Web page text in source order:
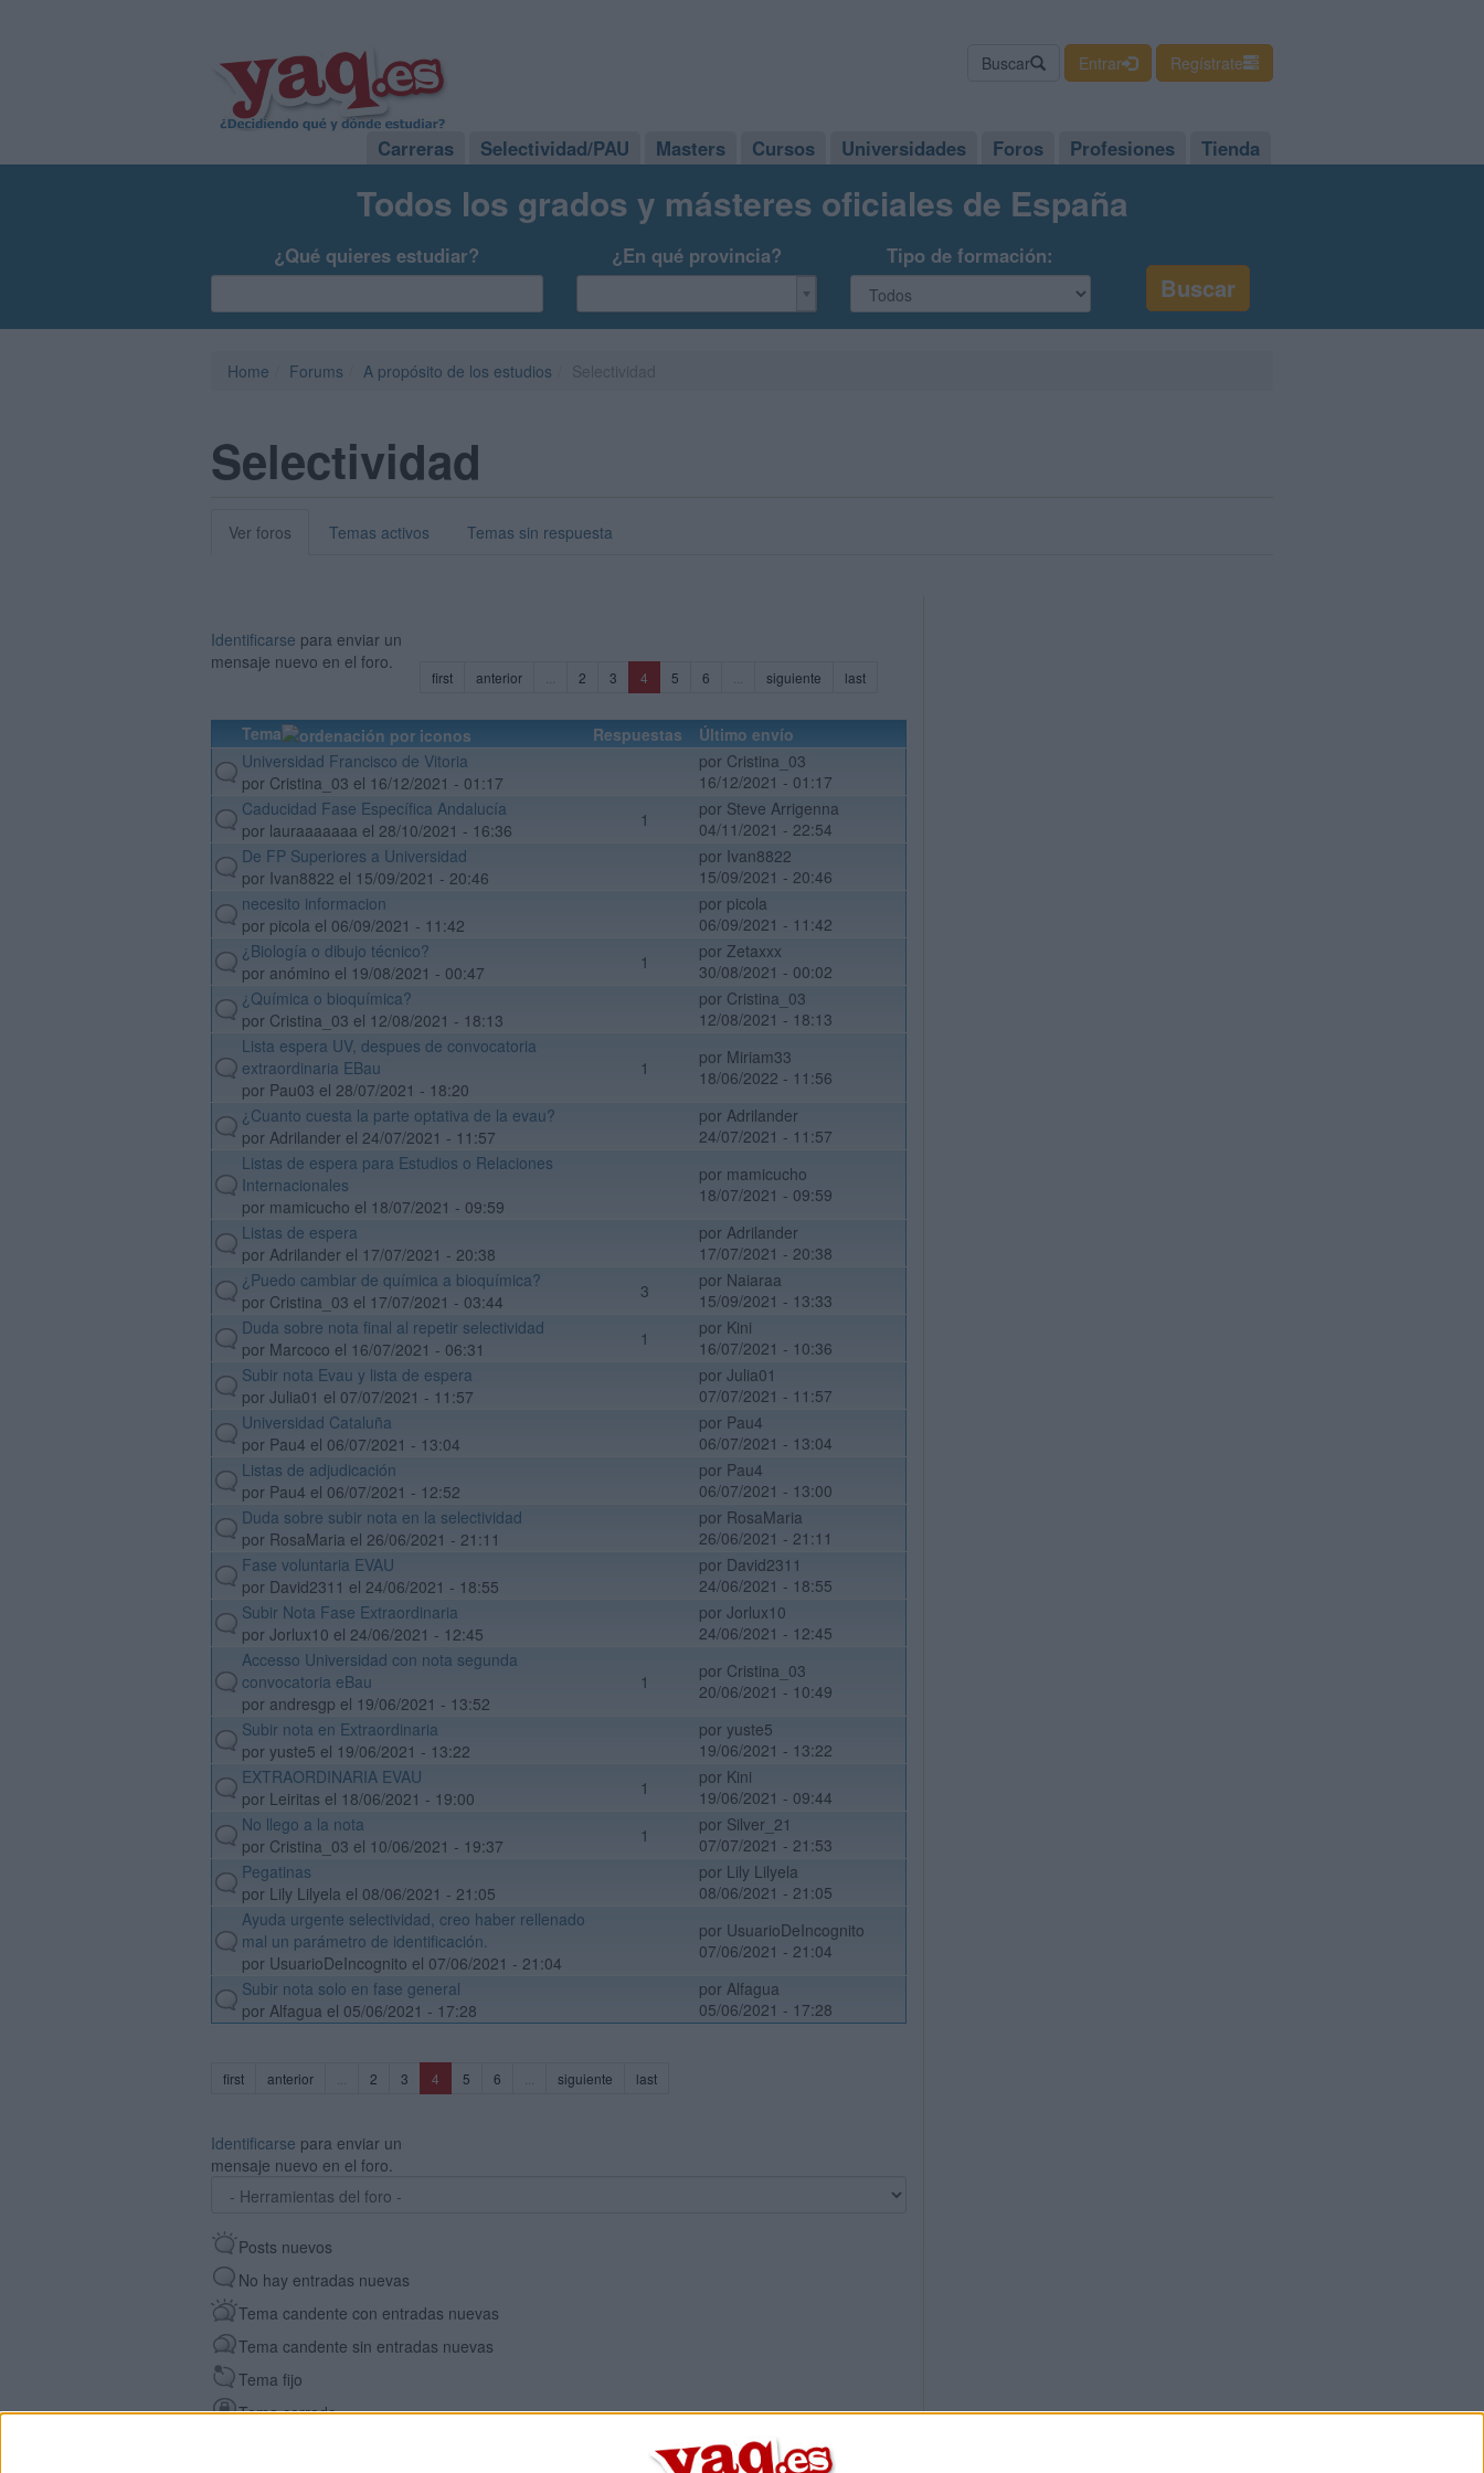
Buscar Entrar Regístrate
Carreras Selectividad/PAU Masters Cursos Universidades Foros Profesiones Tienda
Todos los grados y másteres oficiales de España
¿Qué quieres estudiar? ¿En qué provincia? Tipo de formación:
Home Forums A propósito de los estudios
Selectividad
Ver foros Temas activos Temas sin respuesta
Identificarse para enviar un
mensaje nuevo en el foro.
first anterior 2 3 4 (current)
5 6 siguiente last
Tema Respuestas
Último envío
default
Universidad Francisco de Vitoria
por Cristina_03 el 16/12/2021 - 01:17
por Cristina_03
16/12/2021 - 01:17
default
Caducidad Fase Específica Andalucía
por lauraaaaaaa el 28/10/2021 - 16:36
1
por Steve Arrigenna
04/11/2021 - 22:54
default
De FP Superiores a Universidad
por Ivan8822 el 15/09/2021 - 20:46
por Ivan8822
15/09/2021 - 20:46
default
necesito informacion
por picola el 06/09/2021 - 11:42
por picola
06/09/2021 - 11:42
default
¿Biología o dibujo técnico?
por anómino el 19/08/2021 - 00:47
1
por Zetaxxx
30/08/2021 - 00:02
default
¿Química o bioquímica?
por Cristina_03 el 12/08/2021 - 18:13
por Cristina_03
12/08/2021 - 18:13
default
Lista espera UV, despues de convocatoria
extraordinaria EBau
por Pau03 el 28/07/2021 - 18:20
1
por Miriam33
18/06/2022 - 11:56
default
¿Cuanto cuesta la parte optativa de la evau?
por Adrilander el 24/07/2021 - 11:57
por Adrilander
24/07/2021 - 11:57
default
Listas de espera para Estudios o Relaciones
Internacionales
por mamicucho el 18/07/2021 - 09:59
por mamicucho
18/07/2021 - 09:59
default
Listas de espera
por Adrilander el 17/07/2021 - 20:38
por Adrilander
17/07/2021 - 20:38
default
¿Puedo cambiar de química a bioquímica?
por Cristina_03 el 17/07/2021 - 03:44
3
por Naiaraa
15/09/2021 - 13:33
default
Duda sobre nota final al repetir selectividad
por Marcoco el 16/07/2021 - 06:31
1
por Kini
16/07/2021 - 10:36
default
Subir nota Evau y lista de espera
por Julia01 el 07/07/2021 - 11:57
por Julia01
07/07/2021 - 11:57
default
Universidad Cataluña
por Pau4 el 06/07/2021 - 13:04
por Pau4
06/07/2021 - 13:04
default
Listas de adjudicación
por Pau4 el 06/07/2021 - 12:52
por Pau4
06/07/2021 - 13:00
default
Duda sobre subir nota en la selectividad
por RosaMaria el 26/06/2021 - 21:11
por RosaMaria
26/06/2021 - 21:11
default
Fase voluntaria EVAU
por David2311 el 24/06/2021 - 18:55
por David2311
24/06/2021 - 18:55
default
Subir Nota Fase Extraordinaria
por Jorlux10 el 24/06/2021 - 12:45
por Jorlux10
24/06/2021 - 12:45
default
Accesso Universidad con nota segunda
convocatoria eBau
por andresgp el 19/06/2021 - 13:52
1
por Cristina_03
20/06/2021 - 10:49
default
Subir nota en Extraordinaria
por yuste5 el 19/06/2021 - 13:22
por yuste5
19/06/2021 - 13:22
default
EXTRAORDINARIA EVAU
por Leiritas el 18/06/2021 - 19:00
1
por Kini
19/06/2021 - 09:44
default
No llego a la nota
por Cristina_03 el 10/06/2021 - 19:37
1
por Silver_21
07/07/2021 - 21:53
default
Pegatinas
por Lily Lilyela el 08/06/2021 - 21:05
por Lily Lilyela
08/06/2021 - 21:05
default
Ayuda urgente selectividad, creo haber rellenado
mal un parámetro de identificación.
por UsuarioDeIncognito el 07/06/2021 - 21:04
por UsuarioDeIncognito
07/06/2021 - 21:04
default
Subir nota solo en fase general
por Alfagua el 05/06/2021 - 17:28
por Alfagua
05/06/2021 - 17:28
first anterior 2 3 4 (current)
5 6 siguiente last
Identificarse para enviar un
mensaje nuevo en el foro.
Posts nuevos
No hay entradas nuevas
Tema candente con entradas nuevas
Tema candente sin entradas nuevas
Tema fijo
Tema cerrado